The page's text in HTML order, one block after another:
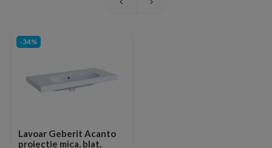
-34%
Lavoar Geberit Acanto
proiectie mica, blat,